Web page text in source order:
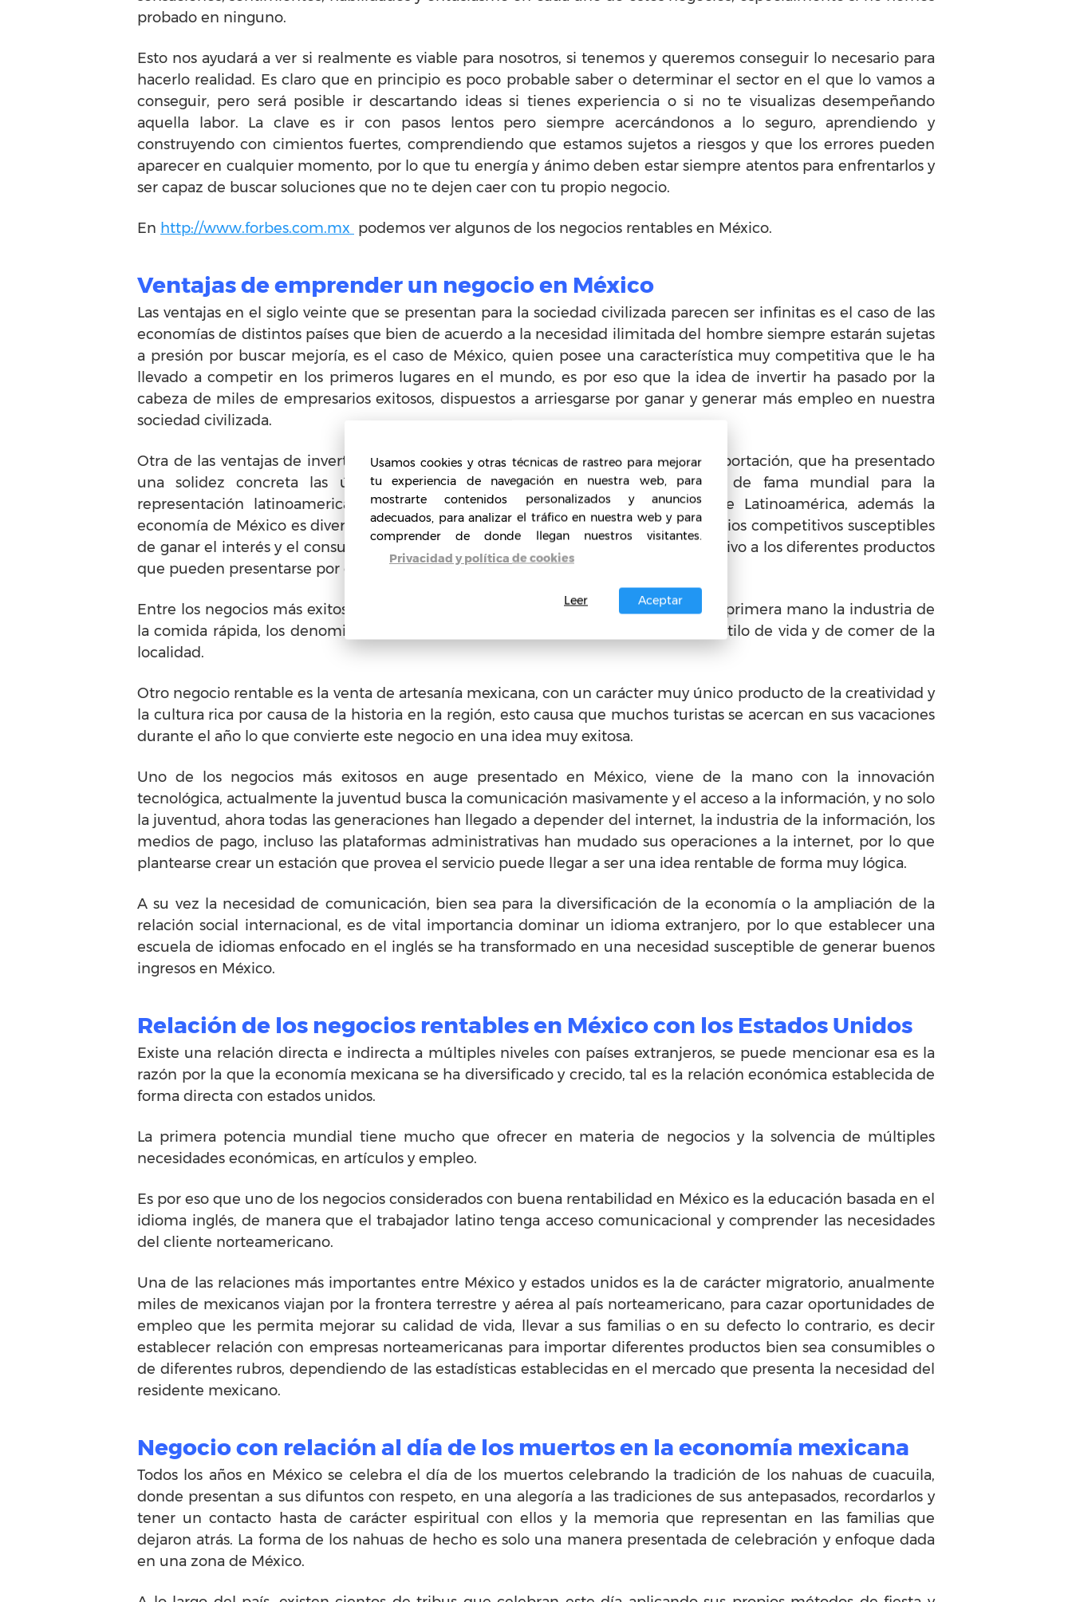
probado en ninguno.
Esto nos ayudará a ver si realmente es viable para nosotros, si tenemos y queremos conseguir lo necesario para
hacerlo realidad. Es claro que en principio es poco probable saber o determinar el sector en el que lo vamos a
conseguir, pero será posible ir descartando ideas si tienes experiencia o si no te visualizas desempeñando
aquella labor. La clave es ir con pasos lentos pero siempre acercándonos a lo seguro, aprendiendo y
construyendo con cimientos fuertes, comprendiendo que estamos sujetos a riesgos y que los errores pueden
aparecer en cualquier momento, por lo que tu energía y ánimo deben estar siempre atentos para enfrentarlos y
ser capaz de buscar soluciones que no te dejen caer con tu propio negocio.
En http://www.forbes.com.mx podemos ver algunos de los negocios rentables en México.
Ventajas de emprender un negocio en México
Las ventajas en el siglo veinte que se presentan para la sociedad civilizada parecen ser infinitas es el caso de las
economías de distintos países que bien de acuerdo a la necesidad ilimitada del hombre siempre estarán sujetas
a presión por buscar mejoría, es el caso de México, quien posee una característica muy competitiva que le ha
llevado a competir en los primeros lugares en el mundo, es por eso que la idea de invertir ha pasado por la
cabeza de miles de empresarios exitosos, dispuestos a arriesgarse por ganar y generar más empleo en nuestra
sociedad civilizada.
Otra de las ventajas de invertir en la economía de México es su plataforma de exportación, que ha presentado
una solidez concreta las últimas décadas, convirtiéndose en una industria de fama mundial para la
representación latinoamericana, ocupando el puesto del mayor exportador de Latinoamérica, además la
economía de México es diversificada, prestándose para el planteamiento de negocios competitivos susceptibles
de ganar el interés y el consumo de la sociedad establecida, por su carácter receptivo a los diferentes productos
que pueden presentarse por causa del génesis del ingenio humano.
Entre los negocios más exitosos establecidos en México, podemos contemplar de primera mano la industria de
la comida rápida, los denominado food Trucks han dado un giro muy exitoso al estilo de vida y de comer de la
localidad.
Otro negocio rentable es la venta de artesanía mexicana, con un carácter muy único producto de la creatividad y
la cultura rica por causa de la historia en la región, esto causa que muchos turistas se acercan en sus vacaciones
durante el año lo que convierte este negocio en una idea muy exitosa.
Uno de los negocios más exitosos en auge presentado en México, viene de la mano con la innovación
tecnológica, actualmente la juventud busca la comunicación masivamente y el acceso a la información, y no solo
la juventud, ahora todas las generaciones han llegado a depender del internet, la industria de la información, los
medios de pago, incluso las plataformas administrativas han mudado sus operaciones a la internet, por lo que
plantearse crear un estación que provea el servicio puede llegar a ser una idea rentable de forma muy lógica.
A su vez la necesidad de comunicación, bien sea para la diversificación de la economía o la ampliación de la
relación social internacional, es de vital importancia dominar un idioma extranjero, por lo que establecer una
escuela de idiomas enfocado en el inglés se ha transformado en una necesidad susceptible de generar buenos
ingresos en México.
Relación de los negocios rentables en México con los Estados Unidos
Existe una relación directa e indirecta a múltiples niveles con países extranjeros, se puede mencionar esa es la
razón por la que la economía mexicana se ha diversificado y crecido, tal es la relación económica establecida de
forma directa con estados unidos.
La primera potencia mundial tiene mucho que ofrecer en materia de negocios y la solvencia de múltiples
necesidades económicas, en artículos y empleo.
Es por eso que uno de los negocios considerados con buena rentabilidad en México es la educación basada en el
idioma inglés, de manera que el trabajador latino tenga acceso comunicacional y comprender las necesidades
del cliente norteamericano.
Una de las relaciones más importantes entre México y estados unidos es la de carácter migratorio, anualmente
miles de mexicanos viajan por la frontera terrestre y aérea al país norteamericano, para cazar oportunidades de
empleo que les permita mejorar su calidad de vida, llevar a sus familias o en su defecto lo contrario, es decir
establecer relación con empresas norteamericanas para importar diferentes productos bien sea consumibles o
de diferentes rubros, dependiendo de las estadísticas establecidas en el mercado que presenta la necesidad del
residente mexicano.
Negocio con relación al día de los muertos en la economía mexicana
Todos los años en México se celebra el día de los muertos celebrando la tradición de los nahuas de cuacuila,
donde presentan a sus difuntos con respeto, en una alegoría a las tradiciones de sus antepasados, recordarlos y
tener un contacto hasta de carácter espiritual con ellos y la memoria que representan en las familias que
dejaron atrás. La forma de los nahuas de hecho es solo una manera presentada de celebración y enfoque dada
en una zona de México.
Usamos cookies y otras técnicas de rastreo para mejorar
tu experiencia de navegación en nuestra web, para
mostrarte contenidos personalizados y anuncios
adecuados, para analizar el tráfico en nuestra web y para
comprender de donde llegan nuestros visitantes.
Privacidad y política de cookies
Aceptar
Leer